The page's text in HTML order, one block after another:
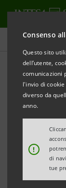
Consenso
Questo sito
dell’utente,
comunicazioni
l'invio di
diverso da
anno.
!
di
tue
Obiettivi,
VALORE E SOLIDITÀ
Valore